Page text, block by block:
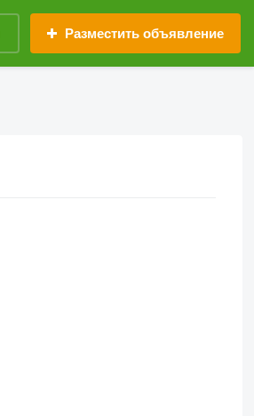
Разместить объявление